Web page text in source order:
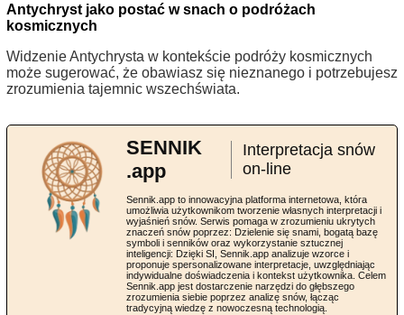
Antychryst jako postać w snach o podróżach
kosmicznych
Widzenie Antychrysta w kontekście podróży kosmicznych
może sugerować, że obawiasz się nieznanego i potrzebujesz
zrozumienia tajemnic wszechświata.
SENNIK
.app
Interpretacja snów
on-line
Sennik.app to innowacyjna platforma internetowa, która
umożliwia użytkownikom tworzenie własnych interpretacji i
wyjaśnień snów. Serwis pomaga w zrozumieniu ukrytych
znaczeń snów poprzez: Dzielenie się snami, bogatą bazę
symboli i senników oraz wykorzystanie sztucznej
inteligencji: Dzięki SI, Sennik.app analizuje wzorce i
proponuje spersonalizowane interpretacje, uwzględniając
indywidualne doświadczenia i kontekst użytkownika. Celem
Sennik.app jest dostarczenie narzędzi do głębszego
zrozumienia siebie poprzez analizę snów, łącząc
tradycyjną wiedzę z nowoczesną technologią.